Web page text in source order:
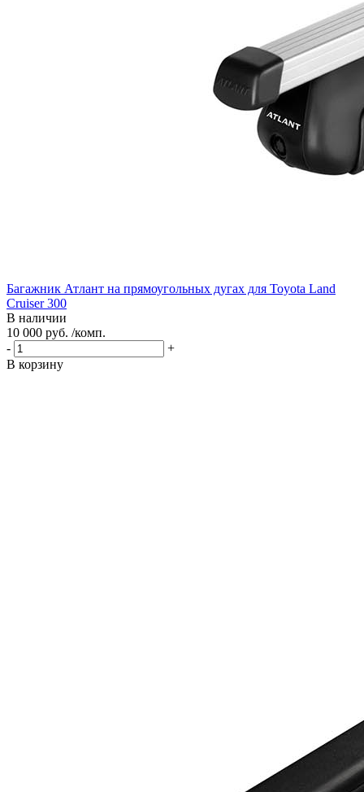
Багажник Атлант на прямоугольных дугах для Toyota Land
Cruiser 300
В наличии
10 000 руб. /комп.
-
+
В корзину